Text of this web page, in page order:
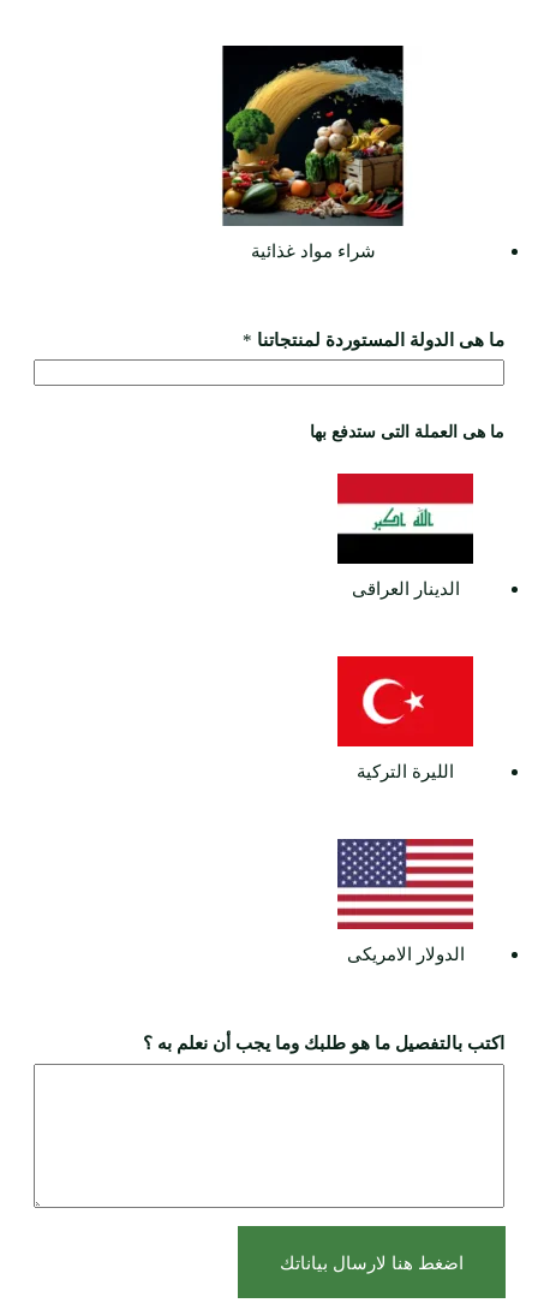
شراء مواد غذائية
ما هى الدولة المستوردة لمنتجاتنا *
ما هى العملة التى ستدفع بها
الدينار العراقى
الليرة التركية
الدولار الامريكى
اكتب بالتفصيل ما هو طلبك وما يجب أن نعلم به ؟
اضغط هنا لارسال بياناتك